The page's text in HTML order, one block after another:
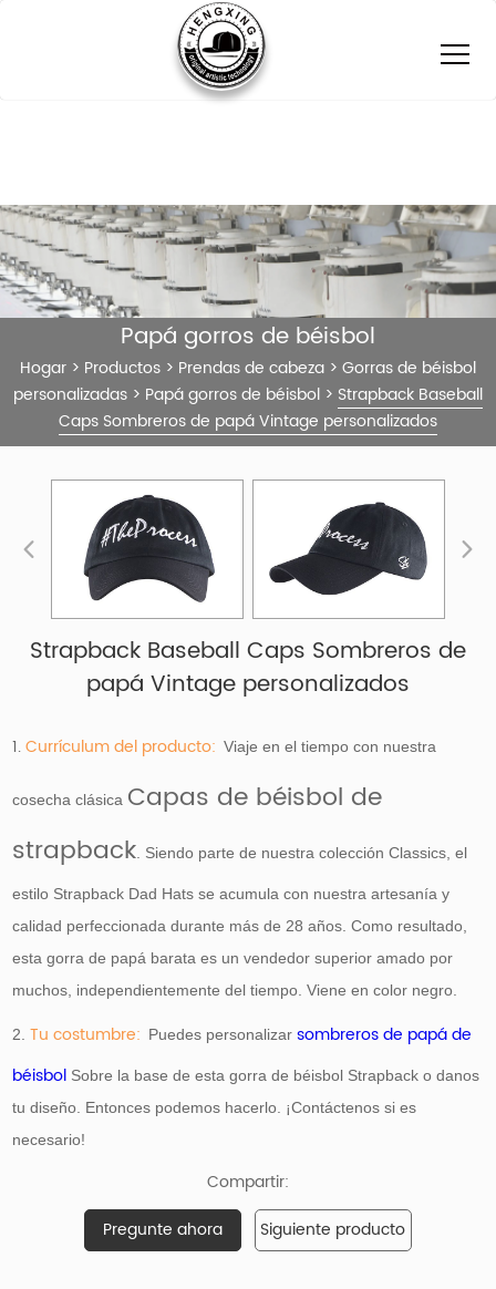
Papá gorros de béisbol
Hogar > Productos > Prendas de cabeza > Gorras de béisbol
personalizadas > Papá gorros de béisbol > Strapback Baseball
Caps Sombreros de papá Vintage personalizados
Strapback Baseball Caps Sombreros de
papá Vintage personalizados
1.Currículum del producto: Viaje en el tiempo con nuestra
cosecha clásica Capas de béisbol de
strapback . Siendo parte de nuestra colección Classics, el
estilo Strapback Dad Hats se acumula con nuestra artesanía y
calidad perfeccionada durante más de 28 años. Como resultado,
esta gorra de papá barata es un vendedor superior amado por
muchos, independientemente del tiempo. Viene en color negro.
2.Tu costumbre: Puedes personalizarsombreros de papá de
béisbol Sobre la base de esta gorra de béisbol Strapback o danos
tu diseño. Entonces podemos hacerlo. ¡Contáctenos si es
necesario!
Compartir:
Pregunte ahora
Siguiente producto